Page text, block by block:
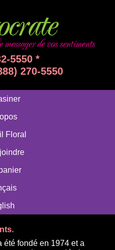
5550 *
270-5550
Floral
été fondé en 1974 et a